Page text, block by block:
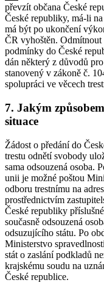
převzít občana České
České republiky, má-li
má být po ukončení
ČR vyhoštěn.
podmínky do České
dán některý z důvodů
stanovený v zákoně č.
spolupráci ve věcech
7. Jakým
situace
Žádost o předání do
trestu odnětí svobody
sama odsouzená osoba.
unii je možné poštou
odboru trestnímu na
prostřednictvím
České republiky
současně odsouzená
odsuzujícího státu. Po
Ministerstvo
stát o zaslání podkladů
krajskému soudu na
České republice.